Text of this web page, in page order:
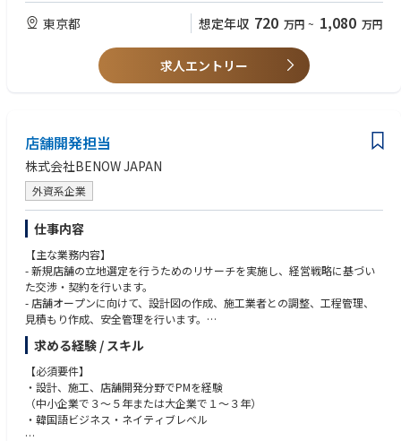
-日次・週次・月次の売上管理、分析
-シーズン商品・アウトレット限定商品の在庫適正管理
■VMD・商品管理
-ブランドガイドラインに沿ったビジュアルマーチャンダイジングの実施
-アウトレット価格設定・マークダウン管理
-売上目標・粗利目標の達成に向けた施策立案
■顧客エクスペリエンス
-スポーツ全般、ブランドのフォーカスカテゴリーに基づいた専門的接客の
徹底
-コンプレッションの機能説明や、着用アドバイスなど専門知識を活かした
提案
■コンプライアンス・安全管理
•アウトレット業態・セール運営の経験（尚可）
•店舗管理におけるKPIの理解と分析・改善能力
•プロジェクトマネジメント能力（工程管理・複数業者調整）
•POSシステム・在庫管理システムの操作経験
•Microsoft Office全般、特にエクセルでの数字管理能力
【歓迎】
•不動産・テナントリーシング経験
•ショッピングモール・アウトレットパークでの出店交渉経験
•店舗設計・VMD・ディスプレイデザインの知識
•スポーツ競技経験（ランニング・フットボール・バスケ・アウトドア
等）
•SNS・コミュニティマーケティングの経験
•グローバルブランドでの就業経験
東京都 想定年収 720 万円 ~ 1,080 万円
求人エントリー
店舗開発担当
株式会社BENOW JAPAN
外資系企業
仕事内容
【主な業務内容】
- 新規店舗の立地選定を行うためのリサーチを実施し、経営戦略に基づい
た交渉・契約を行います。
- 店舗オープンに向けて、設計図の作成、施工業者との調整、工程管理、
見積もり作成、安全管理を行います。
- 店舗の品質や安全管理を徹底し、トラブルが発生した際のご対応をいた
だきます。また、店舗維持・補修業務として、追加補修や改修の計画を立
案し、実施します。
- 日本全域への出張があります。
【補足情報】
本ポジションは、成長中の企業でやりがいのあるプロジェクトに携わる絶
求める経験 / スキル
【必須要件】
・設計、施工、店舗開発分野でPMを経験
（中小企業で３～５年または大企業で１～３年）
・韓国語ビジネス・ネイティブレベル